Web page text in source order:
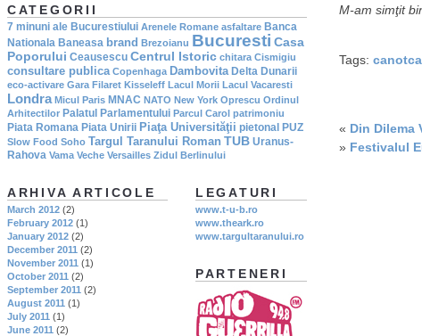
M-am simţit
Tags: canotca
« Din Dilema
» Festivalul
CATEGORII
7 minuni ale Bucurestiului Arenele Romane asfaltare Banca
Nationala Baneasa brand Brezoianu Bucuresti Casa
Poporului Ceausescu Centrul Istoric chitara Cismigiu
consultare publica Copenhaga Dambovita Delta Dunarii
eco-activare Gara Filaret Kisseleff Lacul Morii Lacul Vacaresti
Londra Micul Paris MNAC NATO New York Oprescu Ordinul
Arhitectilor Palatul Parlamentului Parcul Carol patrimoniu
Piata Romana Piata Unirii Piaţa Universităţii pietonal PUZ
Slow Food Soho Targul Taranului Roman TUB Uranus-
Rahova Vama Veche Versailles Zidul Berlinului
LEGATURI
www.t-u-b.ro
www.theark.ro
www.targultaranului.ro
PARTENERI
ARHIVA ARTICOLE
March 2012 (2)
February 2012 (1)
January 2012 (2)
December 2011 (2)
November 2011 (1)
October 2011 (2)
September 2011 (2)
August 2011 (1)
July 2011 (1)
June 2011 (2)